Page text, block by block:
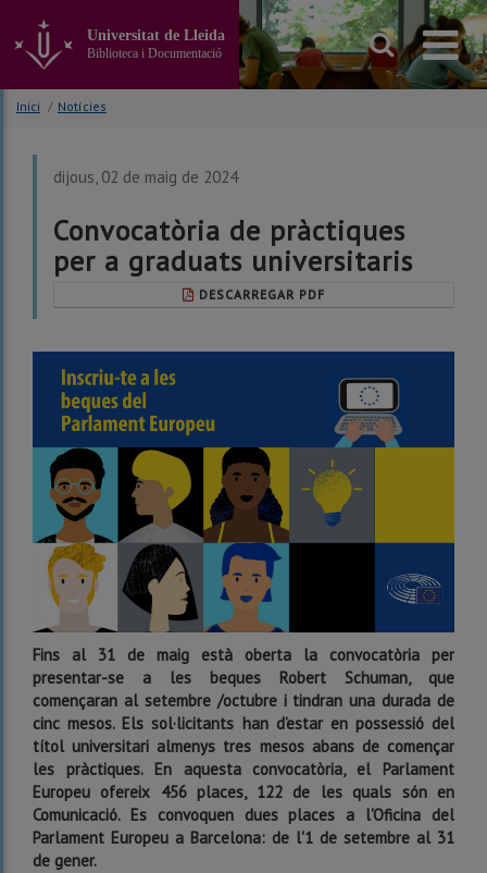
contingut
principal
Universitat de Lleida
Biblioteca i Documentació
Inici / Notícies
dijous, 02 de maig de 2024
Convocatòria de pràctiques
per a graduats universitaris
DESCARREGAR PDF
Fins al 31 de maig està oberta la convocatòria per
presentar-se a les beques Robert Schuman, que
començaran al setembre /octubre i tindran una durada de
cinc mesos. Els sol·licitants han d’estar en possessió del
títol universitari almenys tres mesos abans de començar
les pràctiques. En aquesta convocatòria, el Parlament
Europeu ofereix 456 places, 122 de les quals són en
Comunicació. Es convoquen dues places a l'Oficina del
Parlament Europeu a Barcelona: de l'1 de setembre al 31
de gener.